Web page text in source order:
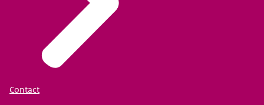
Contact